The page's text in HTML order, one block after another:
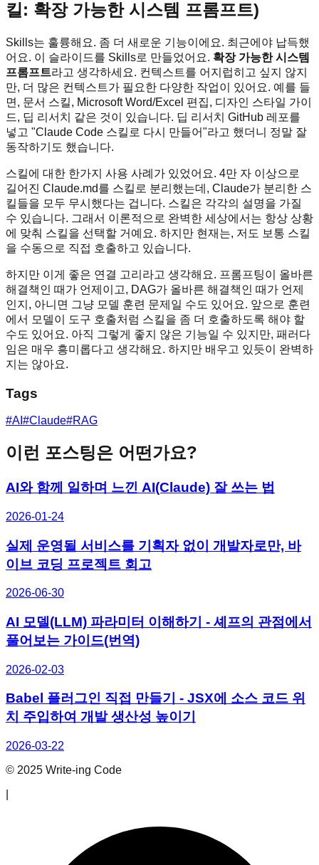
킬: 확장 가능한 시스템 프롬프트)
Skills는 훌륭해요. 좀 더 새로운 기능이에요. 최근에야 납득했
어요. 이 슬라이드를 Skills로 만들었어요. 확장 가능한 시스템
프롬프트라고 생각하세요. 컨텍스트를 어지럽히고 싶지 않지
만, 더 많은 컨텍스트가 필요한 다양한 작업이 있어요. 예를 들
면, 문서 스킬, Microsoft Word/Excel 편집, 디자인 스타일 가이
드, 딥 리서치 같은 것이 있습니다. 딥 리서치 GitHub 레포를
넣고 "Claude Code 스킬로 다시 만들어"라고 했더니 정말 잘
동작하기도 했습니다.
스킬에 대한 한가지 사용 사례가 있었어요. 4만 자 이상으로
길어진 Claude.md를 스킬로 분리했는데, Claude가 분리한 스
킬들을 모두 무시했다는 겁니다. 스킬은 각각의 설명을 가질
수 있습니다. 그래서 이론적으로 완벽한 세상에서는 항상 상황
에 맞춰 스킬을 선택할 거예요. 하지만 현재는, 저도 보통 스킬
을 수동으로 직접 호출하고 있습니다.
하지만 이게 좋은 연결 고리라고 생각해요. 프롬프팅이 올바른
해결책인 때가 언제이고, DAG가 올바른 해결책인 때가 언제
인지, 아니면 그냥 모델 훈련 문제일 수도 있어요. 앞으로 훈련
에서 모델이 도구 호출처럼 스킬을 좀 더 호출하도록 해야 할
수도 있어요. 아직 그렇게 좋지 않은 기능일 수 있지만, 패러다
임은 매우 흥미롭다고 생각해요. 하지만 배우고 있듯이 완벽하
지는 않아요.
Tags
#AI #Claude#RAG
이런 포스팅은 어떤가요?
AI와 함께 일하며 느낀 AI(Claude) 잘 쓰는 법
2026-01-24
실제 운영될 서비스를 기획자 없이 개발자로만, 바
이브 코딩 프로젝트 회고
2026-06-30
AI 모델(LLM) 파라미터 이해하기 - 셰프의 관점에서
풀어보는 가이드(번역)
2026-02-03
Babel 플러그인 직접 만들기 - JSX에 소스 코드 위
치 주입하여 개발 생산성 높이기
2026-03-22
© 2025 Write-ing Code